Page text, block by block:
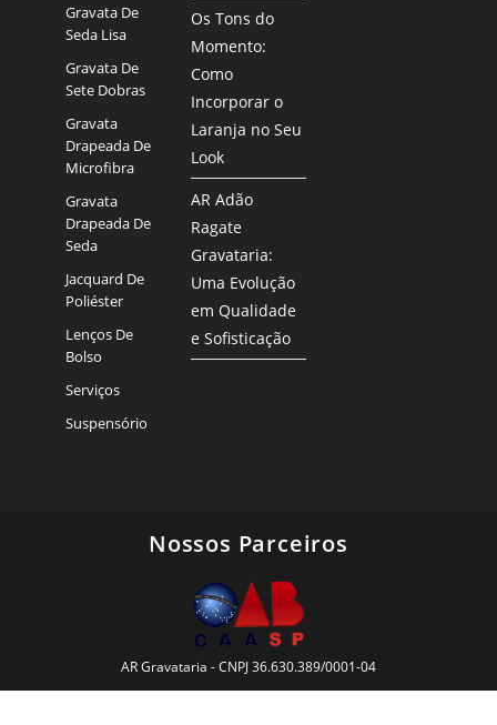
Gravata De
Seda Lisa
Gravata De
Sete Dobras
Gravata
Drapeada De
Microfibra
Gravata
Drapeada De
Seda
Jacquard De
Poliéster
Lenços De
Bolso
Serviços
Suspensório
Os Tons do
Momento:
Como
Incorporar o
Laranja no Seu
Look
AR Adão
Ragate
Gravataria:
Uma Evolução
em Qualidade
e Sofisticação
Nossos Parceiros
AR Gravataria - CNPJ 36.630.389/0001-04